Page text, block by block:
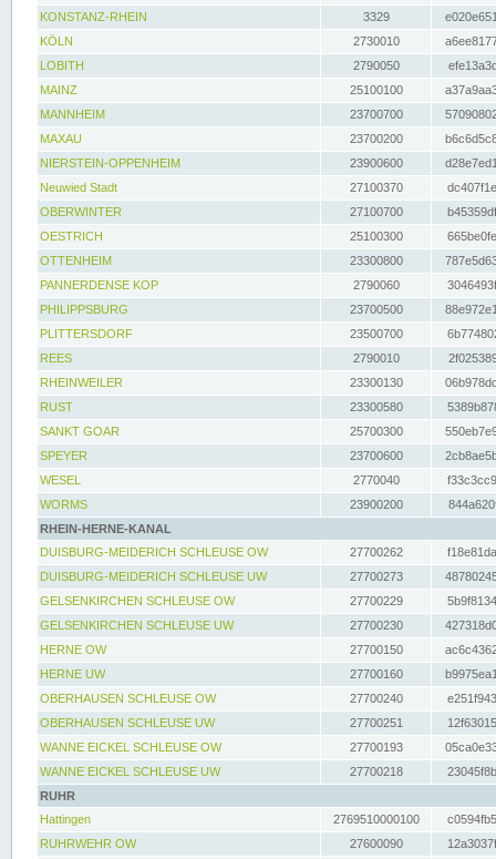
KONSTANZ-RHEIN
3329
KÖLN
2730010
LOBITH
2790050
MAINZ
25100100
MANNHEIM
23700700
MAXAU
23700200
NIERSTEIN-OPPENHEIM
23900600
Neuwied Stadt
27100370
OBERWINTER
27100700
OESTRICH
25100300
OTTENHEIM
23300800
PANNERDENSE KOP
2790060
PHILIPPSBURG
23700500
PLITTERSDORF
23500700
REES
2790010
RHEINWEILER
23300130
RUST
23300580
SANKT GOAR
25700300
SPEYER
23700600
WESEL
2770040
WORMS
23900200
RHEIN-HERNE-KANAL
DUISBURG-MEIDERICH SCHLEUSE OW
27700262
DUISBURG-MEIDERICH SCHLEUSE UW
27700273
GELSENKIRCHEN SCHLEUSE OW
27700229
GELSENKIRCHEN SCHLEUSE UW
27700230
HERNE OW
27700150
HERNE UW
27700160
OBERHAUSEN SCHLEUSE OW
27700240
OBERHAUSEN SCHLEUSE UW
27700251
WANNE EICKEL SCHLEUSE OW
27700193
WANNE EICKEL SCHLEUSE UW
27700218
RUHR
Hattingen
2769510000100
RUHRWEHR OW
27600090